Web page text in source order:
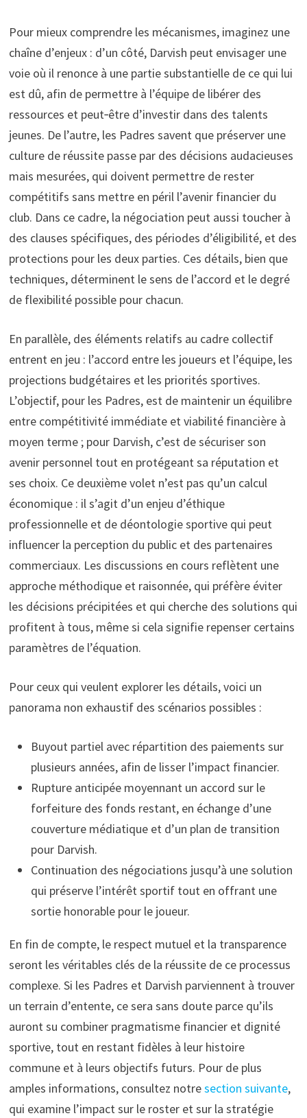
Pour mieux comprendre les mécanismes, imaginez une
chaîne d’enjeux : d’un côté, Darvish peut envisager une
voie où il renonce à une partie substantielle de ce qui lui
est dû, afin de permettre à l’équipe de libérer des
ressources et peut‑être d’investir dans des talents
jeunes. De l’autre, les Padres savent que préserver une
culture de réussite passe par des décisions audacieuses
mais mesurées, qui doivent permettre de rester
compétitifs sans mettre en péril l’avenir financier du
club. Dans ce cadre, la négociation peut aussi toucher à
des clauses spécifiques, des périodes d’éligibilité, et des
protections pour les deux parties. Ces détails, bien que
techniques, déterminent le sens de l’accord et le degré
de flexibilité possible pour chacun.
En parallèle, des éléments relatifs au cadre collectif
entrent en jeu : l’accord entre les joueurs et l’équipe, les
projections budgétaires et les priorités sportives.
L’objectif, pour les Padres, est de maintenir un équilibre
entre compétitivité immédiate et viabilité financière à
moyen terme ; pour Darvish, c’est de sécuriser son
avenir personnel tout en protégeant sa réputation et
ses choix. Ce deuxième volet n’est pas qu’un calcul
économique : il s’agit d’un enjeu d’éthique
professionnelle et de déontologie sportive qui peut
influencer la perception du public et des partenaires
commerciaux. Les discussions en cours reflètent une
approche méthodique et raisonnée, qui préfère éviter
les décisions précipitées et qui cherche des solutions qui
profitent à tous, même si cela signifie repenser certains
paramètres de l’équation.
Pour ceux qui veulent explorer les détails, voici un
panorama non exhaustif des scénarios possibles :
Buyout partiel avec répartition des paiements sur
plusieurs années, afin de lisser l’impact financier.
Rupture anticipée moyennant un accord sur le
forfeiture des fonds restant, en échange d’une
couverture médiatique et d’un plan de transition
pour Darvish.
Continuation des négociations jusqu’à une solution
qui préserve l’intérêt sportif tout en offrant une
sortie honorable pour le joueur.
En fin de compte, le respect mutuel et la transparence
seront les véritables clés de la réussite de ce processus
complexe. Si les Padres et Darvish parviennent à trouver
un terrain d’entente, ce sera sans doute parce qu’ils
auront su combiner pragmatisme financier et dignité
sportive, tout en restant fidèles à leur histoire
commune et à leurs objectifs futurs. Pour de plus
amples informations, consultez notresection suivante,
qui examine l’impact sur le roster et sur la stratégie